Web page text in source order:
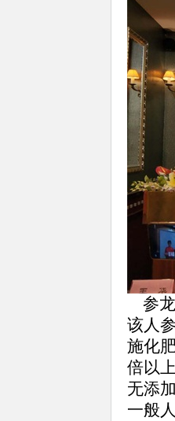
参龙
该人
施化
倍以
无添
一般